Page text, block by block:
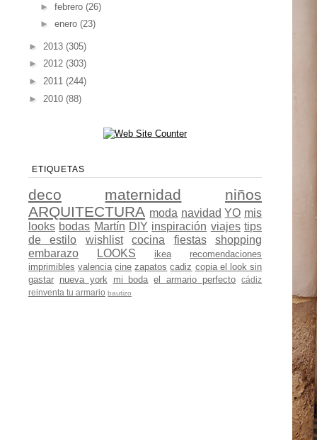
► febrero (26)
► enero (23)
► 2013 (305)
► 2012 (303)
► 2011 (244)
► 2010 (88)
ETIQUETAS
deco maternidad
niños
ARQUITECTURA moda navidad YO mis
looks bodas Martín DIY inspiración viajes tips
de estilo
wishlist cocina fiestas
shopping
embarazo
LOOKS ikea
recomendaciones
imprimibles valencia cine zapatos cadiz copia el look sin
gastar nueva york mi boda el armario perfecto
cádiz
reinventa tu armario bautizo